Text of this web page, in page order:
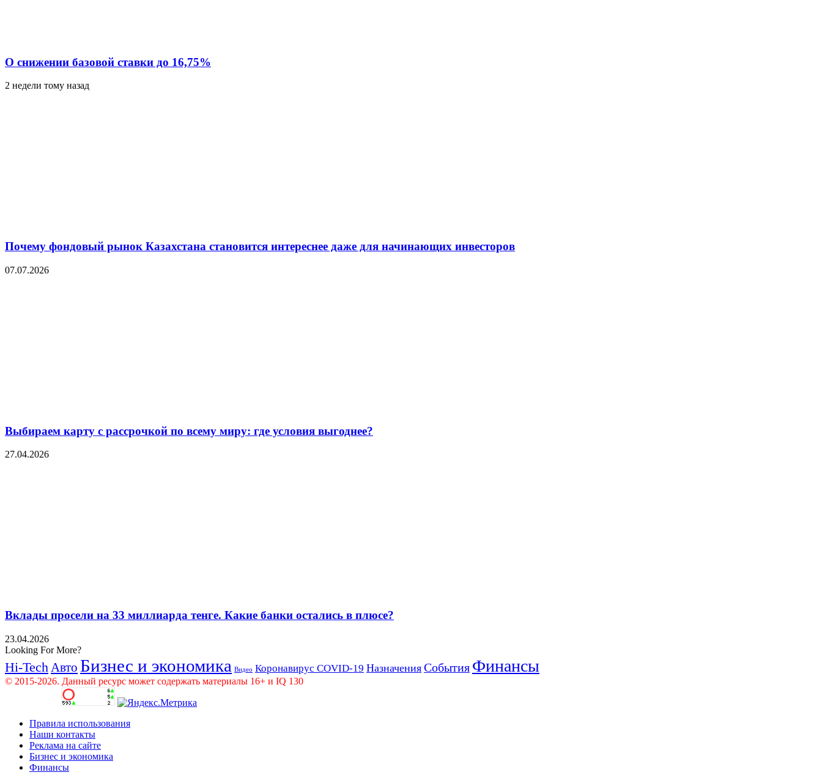
О снижении базовой ставки до 16,75%
2 недели тому назад
Почему фондовый рынок Казахстана становится интереснее даже для начинающих инвесторов
07.07.2026
Выбираем карту с рассрочкой по всему миру: где условия выгоднее?
27.04.2026
Вклады просели на 33 миллиарда тенге. Какие банки остались в плюсе?
23.04.2026
Looking For More?
Hi-Tech Авто Бизнес и экономика Видео Коронавирус COVID-19 Назначения События Финансы
© 2015-2026. Данный ресурс может содержать материалы 16+ и IQ 130
Правила использования
Наши контакты
Реклама на сайте
Бизнес и экономика
Финансы